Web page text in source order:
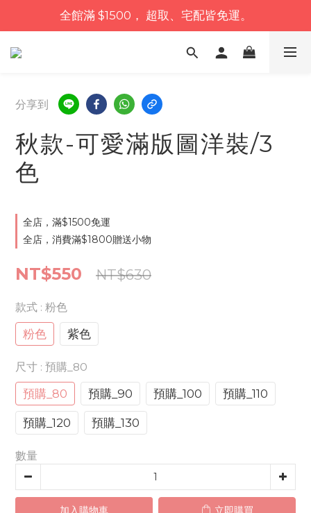
全館滿 $1500， 超取、宅配皆免運。
分享到
秋款-可愛滿版圖洋裝/3
色
全店，滿$1500免運
全店，消費滿$1800贈送小物
NT$550 NT$630
款式 : 粉色
粉色 紫色
尺寸 : 預購_80
預購_80 預購_90 預購_100 預購_110
預購_120 預購_130
數量
加入購物車 立即購買